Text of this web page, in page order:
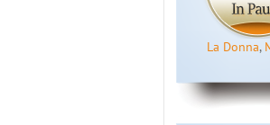
La Donna,